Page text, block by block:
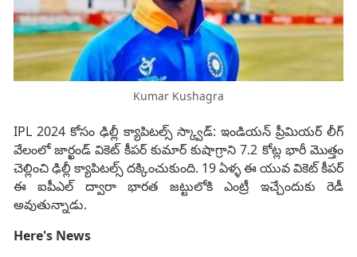
Kumar Kushagra
IPL 2024 కోసం ఢిల్లీ క్యాపిటల్స్ స్క్వాడ్: ఇండియన్ ప్రీమియర్ లీగ్
వేలంలో జార్ఖండ్ వికెట్ కీపర్‌ కుమార్ కుషాగ్రాని 7.2 కోట్ల భారీ మొత్తం
చెల్లించి ఢిల్లీ క్యాపిటల్స్ దక్కించుకుంది. 19 ఏళ్ళ ఈ యువ వికెట్ కీపర్
ఈ ఐపీఎల్ ద్వారా భారత జట్టులోకి ఎంట్రీ ఇచ్చేందుకు రెడీ
అవుతున్నాడు.
Here's News